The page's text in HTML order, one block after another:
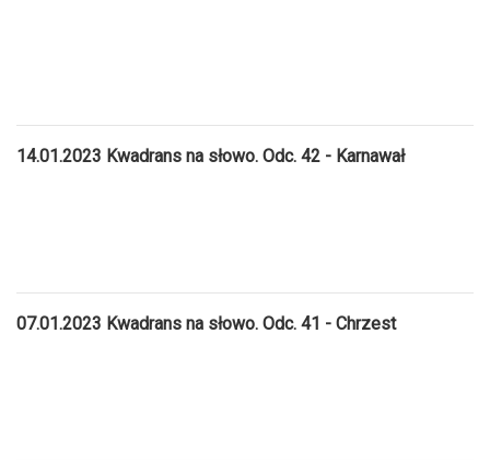
14.01.2023 Kwadrans na słowo. Odc. 42 - Karnawał
07.01.2023 Kwadrans na słowo. Odc. 41 - Chrzest